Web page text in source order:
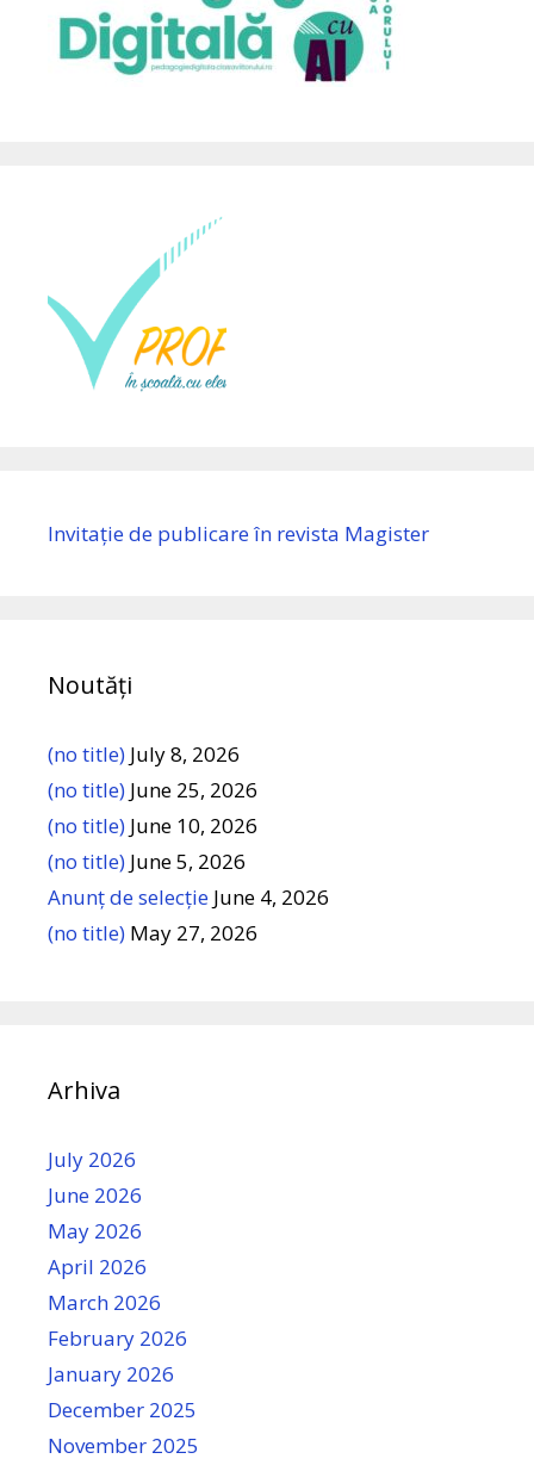
Invitație de publicare în revista Magister
Noutăți
(no title) July 8, 2026
(no title) June 25, 2026
(no title) June 10, 2026
(no title) June 5, 2026
Anunț de selecție June 4, 2026
(no title) May 27, 2026
Arhiva
July 2026
June 2026
May 2026
April 2026
March 2026
February 2026
January 2026
December 2025
November 2025